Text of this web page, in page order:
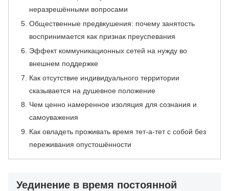
неразрешёнными вопросами
Общественные предвкушения: почему занятость
воспринимается как признак преуспевания
Эффект коммуникационных сетей на нужду во
внешнем поддержке
Как отсутствие индивидуального территории
сказывается на душевное положение
Чем ценно намеренное изоляция для сознания и
самоуважения
Как овладеть проживать время тет-а-тет с собой без
переживания опустошённости
Уединение в время постоянной